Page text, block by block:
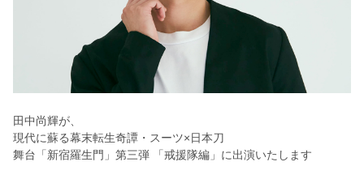
田中尚輝が、
現代に蘇る幕末転生奇譚・スーツ×日本刀
舞台「新宿羅生門」第三弾 「戒援隊編」に出演いたします